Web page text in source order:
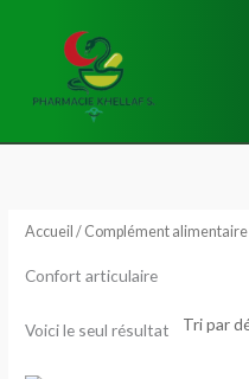
Accueil / Complément alimentaire
Confort articulaire
Voici le seul résultat